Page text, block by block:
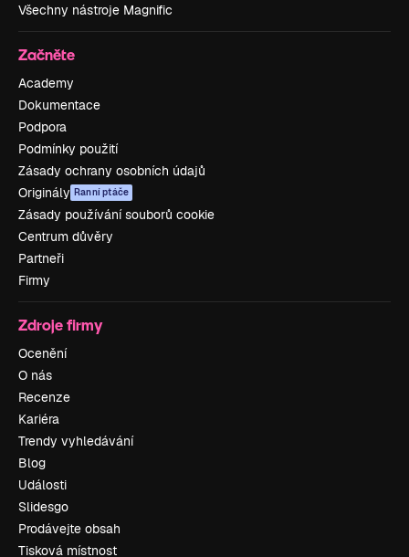
Všechny nástroje Magnific
Začněte
Academy
Dokumentace
Podpora
Podmínky použití
Zásady ochrany osobních údajů
Originály Ranní ptáče
Zásady používání souborů cookie
Centrum důvěry
Partneři
Firmy
Zdroje firmy
Ocenění
O nás
Recenze
Kariéra
Trendy vyhledávání
Blog
Události
Slidesgo
Prodávejte obsah
Tisková místnost